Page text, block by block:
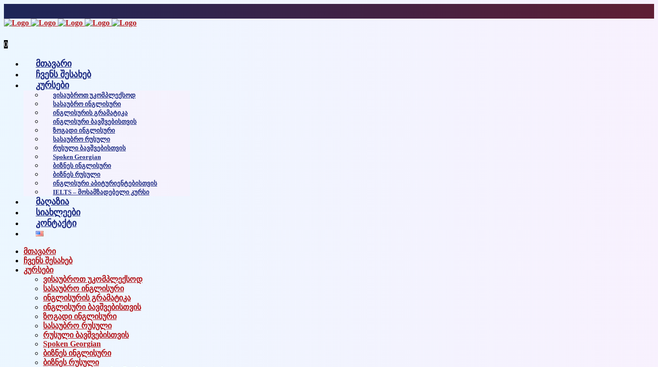
0
მთავარი
ჩვენს შესახებ
კურსები
Ვისაუბროთ Უკომპლექსოდ
Სასაუბრო Ინგლისური
Ინგლისურის Გრამატიკა
Ინგლისური Ბავშვებისთვის
Ზოგადი Ინგლისური
Სასაუბრო Რუსული
Რუსული Ბავშვებისთვის
Spoken Georgian
Ბიზნეს Ინგლისური
Ბიზნეს Რუსული
Ინგლისური Აბიტურიენტებისთვის
IELTS – Მოსამზადებელი Კურსი
მაღაზია
სიახლეები
კონტაქტი
მთავარი
ჩვენს შესახებ
კურსები
ვისაუბროთ უკომპლექსოდ
სასაუბრო ინგლისური
ინგლისურის გრამატიკა
ინგლისური ბავშვებისთვის
ზოგადი ინგლისური
სასაუბრო რუსული
რუსული ბავშვებისთვის
Spoken Georgian
ბიზნეს ინგლისური
ბიზნეს რუსული